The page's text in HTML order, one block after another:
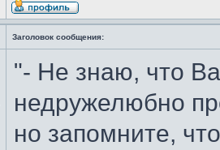
Заголовок сообщения:
"- Не знаю, что
недружелюбно
но запомните,